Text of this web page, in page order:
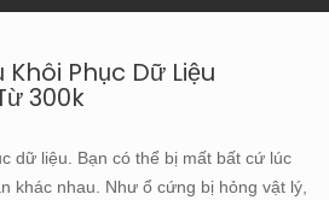
Phục Dữ Liệu
300k
dữ liệu. Bạn có thể bị mất bất cứ lúc
khác nhau. Như ổ cứng bị hỏng vật lý,